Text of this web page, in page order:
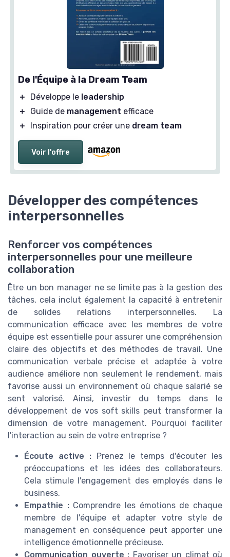
De l'Équipe à la Dream Team
＋ Développe le leadership
＋
Guide de management efficace
＋
Inspiration pour créer une dream team
Voir l'offre
Développer des compétences
interpersonnelles
Renforcer vos compétences
interpersonnelles pour une meilleure
collaboration
Être un bon manager ne se limite pas à la gestion des
tâches, cela inclut également la capacité à entretenir
de solides relations interpersonnelles. La
communication efficace avec les membres de votre
équipe est essentielle pour assurer une compréhension
claire des objectifs et des méthodes de travail. Une
communication verbale précise et adaptée à votre
audience améliore non seulement le rendement, mais
favorise aussi un environnement où chaque salarié se
sent valorisé. Ainsi, investir du temps dans le
développement de vos soft skills peut transformer la
dimension de votre management. Pourquoi faciliter
l'interaction au sein de votre entreprise ?
Écoute active :Prenez le temps d'écouter les
préoccupations et les idées des collaborateurs.
Cela stimule l'engagement des employés dans le
business.
Empathie :Comprendre les émotions de chaque
membre de l'équipe et adapter votre style de
management en conséquence peut apporter une
intelligence émotionnelle précieuse.
Communication ouverte : Favoriser un climat où